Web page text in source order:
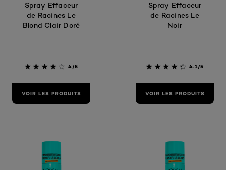
Spray Effaceur
de Racines Le
Blond Clair Doré
4/5
VOIR LES PRODUITS
Spray Effaceur
de Racines Le
Noir
4.1/5
VOIR LES PRODUITS